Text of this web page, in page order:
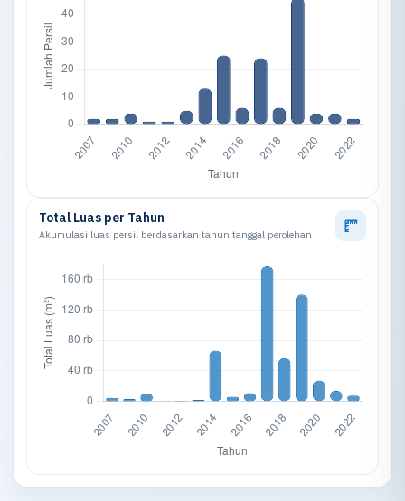
Total Luas per Tahun
Akumulasi luas persil berdasarkan tahun tanggal perolehan